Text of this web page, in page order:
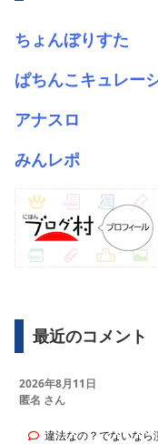
ちょんぼりすた
ぱちんこキュレー
アナスロ
みんレポ
最近のコメント
2026年8月11日
匿名 さん
違法なの？でないなら